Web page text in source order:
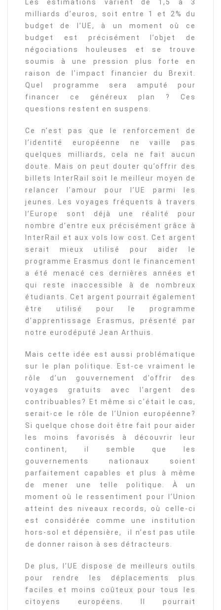
Les estimations varient de 1,5 à 3
milliards d’euros, soit entre 1 et 2% du
budget de l’UE, à un moment où ce
budget est précisément l’objet de
négociations houleuses et se trouve
soumis à une pression plus forte en
raison de l’impact financier du Brexit.
Quel programme sera amputé pour
financer ce généreux plan ? Ces
questions restent en suspens.
Ce n’est pas que le renforcement de
l’identité européenne ne vaille pas
quelques milliards, cela ne fait aucun
doute. Mais on peut douter qu’offrir des
billets InterRail soit le meilleur moyen de
relancer l’amour pour l’UE parmi les
jeunes. Les voyages fréquents à travers
l’Europe sont déjà une réalité pour
nombre d’entre eux précisément grâce à
InterRail et aux vols low cost. Cet argent
serait mieux utilisé pour aider le
programme Erasmus dont le financement
a été menacé ces dernières années et
qui reste inaccessible à de nombreux
étudiants. Cet argent pourrait également
être utilisé pour le programme
d’apprentissage Erasmus, présenté par
notre eurodéputé Jean Arthuis.
Mais cette idée est aussi problématique
sur le plan politique. Est-ce vraiment le
rôle d’un gouvernement d’offrir des
voyages gratuits avec l’argent des
contribuables? Et même si c’était le cas,
serait-ce le rôle de l’Union européenne?
Si quelque chose doit être fait pour aider
les moins favorisés à découvrir leur
continent, il semble que les
gouvernements nationaux soient
parfaitement capables et plus à même
de mener une telle politique. À un
moment où le ressentiment pour l’Union
atteint des niveaux records, où celle-ci
est considérée comme une institution
hors-sol et dépensière, il n’est pas utile
de donner raison à ses détracteurs.
De plus, l’UE dispose de meilleurs outils
pour rendre les déplacements plus
faciles et moins coûteux pour tous les
citoyens européens. Il pourrait